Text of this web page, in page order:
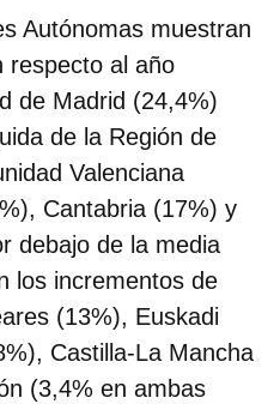
Autónomas muestran
respecto al año
de Madrid (24,4%)
de la Región de
Valenciana
Cantabria (17%) y
debajo de la media
los incrementos de
(13%), Euskadi
Castilla-La Mancha
(3,4% en ambas